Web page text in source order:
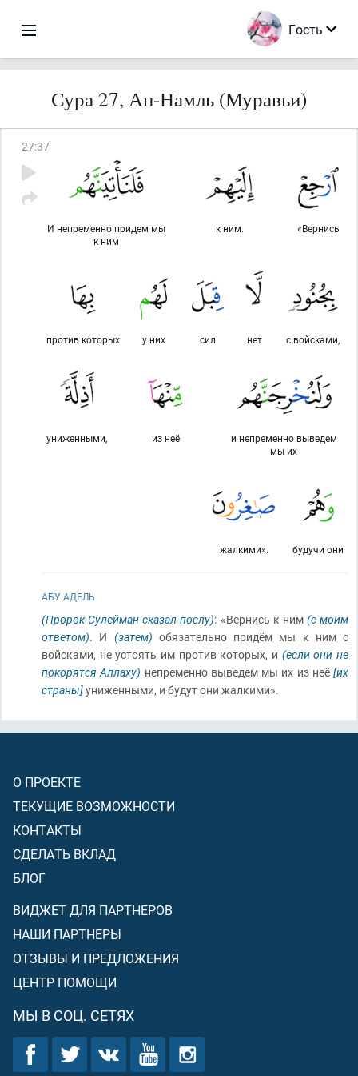
Гость
Сура 27, Ан-Намль (Муравьи)
27:37
«Вернись
к ним.
И непременно придем мы
к ним
с войсками,
нет
сил
у них
против которых
и непременно выведем
мы их
из неё
униженными,
будучи они
жалкими».
АБУ АДЕЛЬ
(Пророк Сулейман сказал послу): «Вернись к ним (с моим
ответом). И (затем) обязательно придём мы к ним с
войсками, не устоять им против которых, и (если они не
покорятся Аллаху) непременно выведем мы их из неё [их
страны]униженными, и будут они жалкими».
О ПРОЕКТЕ
ТЕКУЩИЕ ВОЗМОЖНОСТИ
КОНТАКТЫ
СДЕЛАТЬ ВКЛАД
БЛОГ
ВИДЖЕТ ДЛЯ ПАРТНЕРОВ
НАШИ ПАРТНЕРЫ
ОТЗЫВЫ И ПРЕДЛОЖЕНИЯ
ЦЕНТР ПОМОЩИ
МЫ В СОЦ. СЕТЯХ